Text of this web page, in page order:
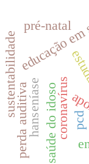
saúde do idoso
educação
coronavírus
sustentabilidadehanseníase pcd
perda auditiva
pré-natal